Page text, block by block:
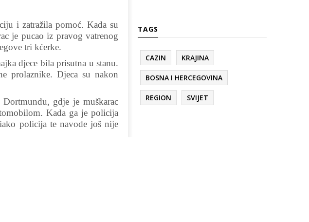
i zatražila pomoć. Kada su
je pucao iz pravog vatrenog
tri kćerke.
djece bila prisutna u stanu.
prolaznike. Djeca su nakon
gdje je muškarac
Kada ga je policija
policija te navode još nije
TAGS
CAZIN KRAJINA
BOSNA I HERCEGOVINA
REGION SVIJET